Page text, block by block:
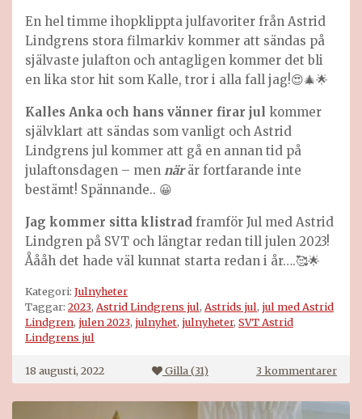
En hel timme ihopklippta julfavoriter från Astrid
Lindgrens stora filmarkiv kommer att sändas på
självaste julafton och antagligen kommer det bli
en lika stor hit som Kalle, tror i alla fall jag!😍🎄🌟
Kalles Anka och hans vänner firar jul kommer
självklart att sändas som vanligt och Astrid
Lindgrens jul kommer att gå en annan tid på
julaftonsdagen – men närär fortfarande inte
bestämt! Spännande.. 😀
Jag kommer sitta klistrad framför Jul med Astrid
Lindgren på SVT och längtar redan till julen 2023!
Åååh det hade väl kunnat starta redan i år….🥰🌟
Kategori: Julnyheter
Taggar: 2023, Astrid Lindgrens jul, Astrids jul, jul med Astrid
Lindgren, julen 2023, julnyhet, julnyheter, SVT Astrid
Lindgrens jul
18 augusti, 2022 Gilla (31) 3 kommentarertill
Jul
med